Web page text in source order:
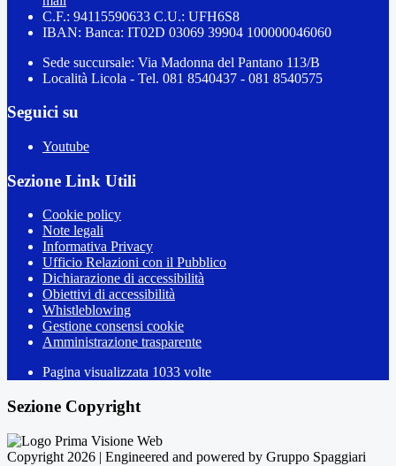
C.F.: 94115590633 C.U.: UFH6S8
IBAN: Banca: IT02D 03069 39904 100000046060
Sede succursale: Via Madonna del Pantano 113/B
Località Licola - Tel. 081 8540437 - 081 8540575
Seguici su
Youtube
Sezione Link Utili
Cookie policy
Note legali
Informativa Privacy
Ufficio Relazioni con il Pubblico
Dichiarazione di accessibilità
Obiettivi di accessibilità
Whistleblowing
Gestione consensi cookie
Amministrazione trasparente
Pagina visualizzata 1033 volte
Sezione Copyright
Copyright 2026 | Engineered and powered by Gruppo Spaggiari